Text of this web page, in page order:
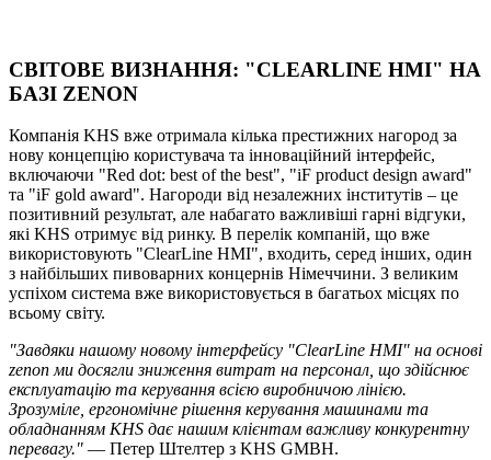
СВІТОВЕ ВИЗНАННЯ: "CLEARLINE HMI" НА
БАЗІ ZENON
Компанія KHS вже отримала кілька престижних нагород за
нову концепцію користувача та інноваційний інтерфейс,
включаючи "Red dot: best of the best", "iF product design award"
та "iF gold award". Нагороди від незалежних інститутів – це
позитивний результат, але набагато важливіші гарні відгуки,
які KHS отримує від ринку. В перелік компаній, що вже
використовують "ClearLine HMI", входить, серед інших, один
з найбільших пивоварних концернів Німеччини. З великим
успіхом система вже використовується в багатьох місцях по
всьому світу.
"Завдяки нашому новому інтерфейсу "ClearLine HMI" на основі
zenon ми досягли зниження витрат на персонал, що здійснює
експлуатацію та керування всією виробничою лінією.
Зрозуміле, ергономічне рішення керування машинами та
обладнанням KHS дає нашим клієнтам важливу конкурентну
перевагу." — Петер Штелтер з KHS GMBH.